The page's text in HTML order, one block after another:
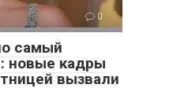
0
самый
новые кадры
вызвали